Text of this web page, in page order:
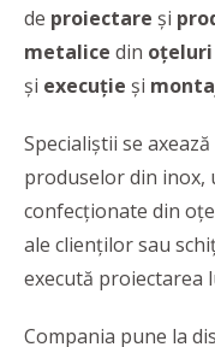
de proiectare și
metalice din
și execuţie şi
Specialiștii se axează
produselor din inox,
confecționate din
ale clienților sau
execută proiectarea
Compania pune la